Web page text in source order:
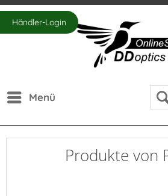
Händler-Login
Menü
Produkte von